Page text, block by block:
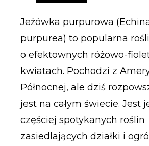
Jeżówka purpurowa
purpurea) to popularna
o efektownych różowo-
kwiatach. Pochodzi z
Północnej, ale dziś
jest na całym świecie. Jest
częściej spotykanych roślin
zasiedlających działki i